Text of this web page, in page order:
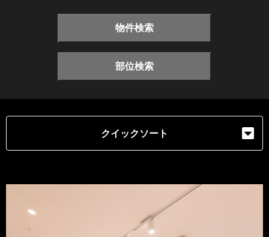
物件検索
部位検索
クイックソート